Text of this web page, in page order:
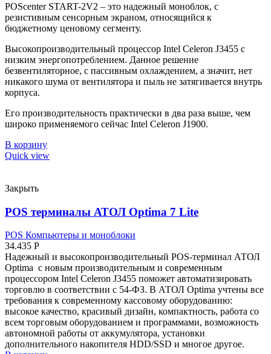
POScenter START-2V2 – это надежный моноблок, с
резистивным сенсорным экраном, относящийся к
бюджетному ценовому сегменту.
Высокопроизводительный процессор Intel Celeron J3455 с
низким энергопотреблением. Данное решение
безвентиляторное, с пассивным охлаждением, а значит, нет
никакого шума от вентилятора и пыль не затягивается внутрь
корпуса.
Его производительность практически в два раза выше, чем
широко применяемого сейчас Intel Celeron J1900.
В корзину
Quick view
Закрыть
POS терминалы АТОЛ Optima 7 Lite
POS Компьютеры и моноблоки
34.435 Р
Надежный и высокопроизводительный POS-терминал АТОЛ
Optima с новым производительным и современным
процессором Intel Celeron J3455 поможет автоматизировать
торговлю в соответствии с 54-ФЗ. В АТОЛ Optima учтены все
требования к современному кассовому оборудованию:
высокое качество, красивый дизайн, компактность, работа со
всем торговым оборудованием и программами, возможность
автономной работы от аккумулятора, установки
дополнительного накопителя HDD/SSD и многое другое.